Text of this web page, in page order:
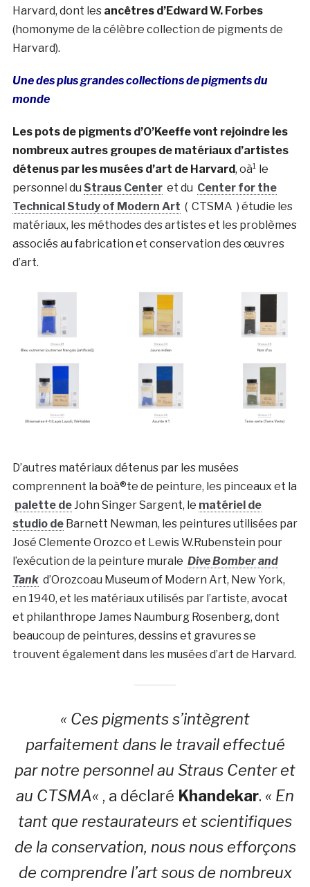
Harvard, dont les ancêtres d’Edward W. Forbes
(homonyme de la célèbre collection de pigments de
Harvard).
Une des plus grandes collections de pigments du
monde
Les pots de pigments d’O’Keeffe vont rejoindre les
nombreux autres groupes de matériaux d’artistes
détenus par les musées d’art de Harvard, oà¹ le
personnel du Straus Centeret du Center for the
Technical Study of Modern Art ( CTSMA ) étudie les
matériaux, les méthodes des artistes et les problèmes
associés au fabrication et conservation des œuvres
d’art.
D’autres matériaux détenus par les musées
comprennent la boà®te de peinture, les pinceaux et la
palette deJohn Singer Sargent, le matériel de
studio deBarnett Newman, les peintures utilisées par
José Clemente Orozco et Lewis W.Rubenstein pour
l’exécution de la peinture murale Dive Bomber and
Tankd’Orozcoau Museum of Modern Art, New York,
en 1940, et les matériaux utilisés par l’artiste, avocat
et philanthrope James Naumburg Rosenberg, dont
beaucoup de peintures, dessins et gravures se
trouvent également dans les musées d’art de Harvard.
« Ces pigments s’intègrent
parfaitement dans le travail effectué
par notre personnel au Straus Center et
au CTSMA« , a déclaré Khandekar. « En
tant que restaurateurs et scientifiques
de la conservation, nous nous efforçons
de comprendre l’art sous de nombreux